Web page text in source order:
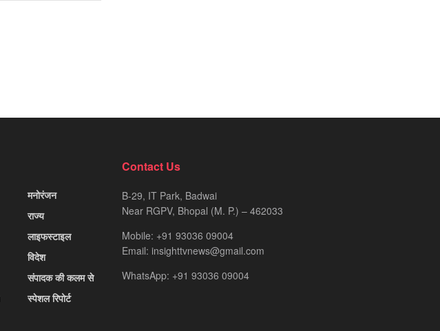
मनोरंजन
राज्य
लाइफस्टाइल
विदेश
संपादक की कलम से
स्पेशल रिपोर्ट
Contact Us
B-29, IT Park, Badwai
Near RGPV, Bhopal (M. P.) – 462033
Mobile: +91 93036 09004
Email: insighttvnews@gmail.com
WhatsApp: +91 93036 09004